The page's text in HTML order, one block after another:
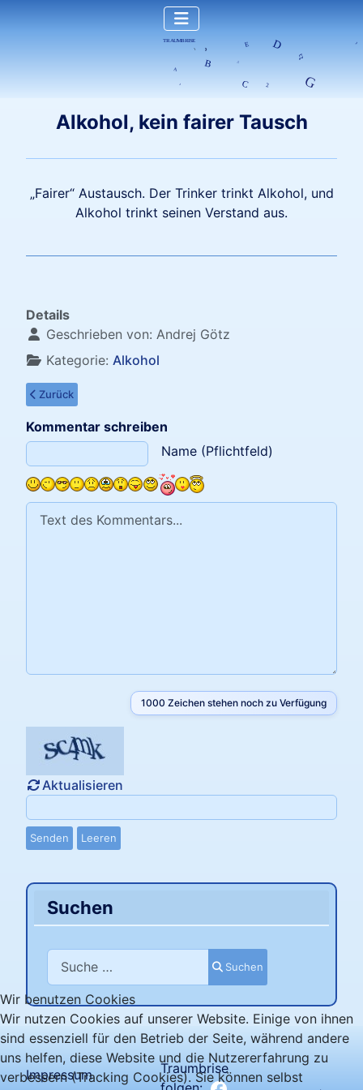
Alkohol, kein fairer Tausch
„Fairer“ Austausch. Der Trinker trinkt Alkohol, und
Alkohol trinkt seinen Verstand aus.
Details
Geschrieben von: Andrej Götz
Kategorie: Alkohol
Vorheriger Beitrag: Die Säfte träumen nur davon
Zurück
Kommentar schreiben
Name (Pflichtfeld)
Text des Kommentars
1000 Zeichen stehen noch zu Verfügung
Aktualisieren
Senden Leeren
Suchen
Suchen
Suchen
Impressum
Traumbrise
Wir benutzen Cookies
Wir nutzen Cookies auf unserer Website. Einige von ihnen
sind essenziell für den Betrieb der Seite, während andere
uns helfen, diese Website und die Nutzererfahrung zu
verbessern (Tracking Cookies). Sie können selbst